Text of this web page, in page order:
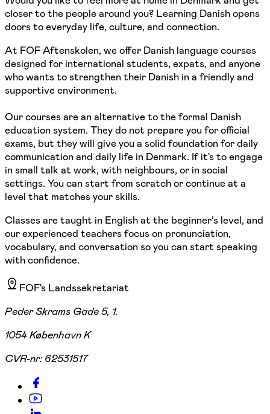
closer to the people around you? Learning Danish opens
doors to everyday life, culture, and connection.
At FOF Aftenskolen, we offer Danish language courses
designed for international students, expats, and anyone
who wants to strengthen their Danish in a friendly and
supportive environment.
Our courses are an alternative to the formal Danish
education system. They do not prepare you for official
exams, but they will give you a solid foundation for daily
communication and daily life in Denmark. If it's to engage
in small talk at work, with neighbours, or in social
settings. You can start from scratch or continue at a
level that matches your skills.
Classes are taught in English at the beginner’s level, and
our experienced teachers focus on pronunciation,
vocabulary, and conversation so you can start speaking
with confidence.
FOF's Landssekretariat
Peder Skrams Gade 5, 1.
1054 København K
CVR-nr: 62531517